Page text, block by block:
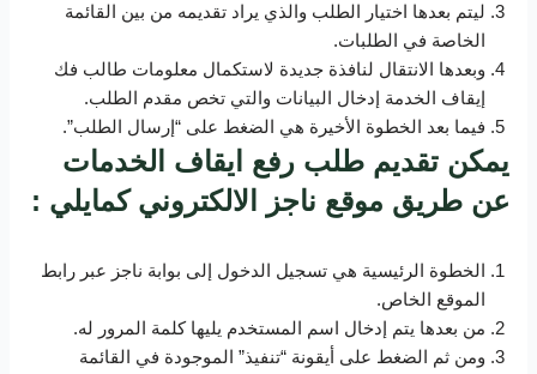
ليتم بعدها اختيار الطلب والذي يراد تقديمه من بين القائمة
الخاصة في الطلبات.
وبعدها الانتقال لنافذة جديدة لاستكمال معلومات طالب فك
إيقاف الخدمة إدخال البيانات والتي تخص مقدم الطلب.
فيما بعد الخطوة الأخيرة هي الضغط على “إرسال الطلب”.
يمكن تقديم طلب رفع ايقاف الخدمات
عن طريق موقع ناجز الالكتروني كمايلي :
الخطوة الرئيسية هي تسجيل الدخول إلى بوابة ناجز عبر رابط
الموقع الخاص.
من بعدها يتم إدخال اسم المستخدم يليها كلمة المرور له.
ومن ثم الضغط على أيقونة “تنفيذ” الموجودة في القائمة